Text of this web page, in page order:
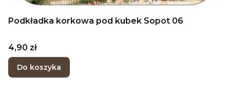
Podkładka korkowa pod kubek Sopot 06
Cena
4,90 zł
Do koszyka